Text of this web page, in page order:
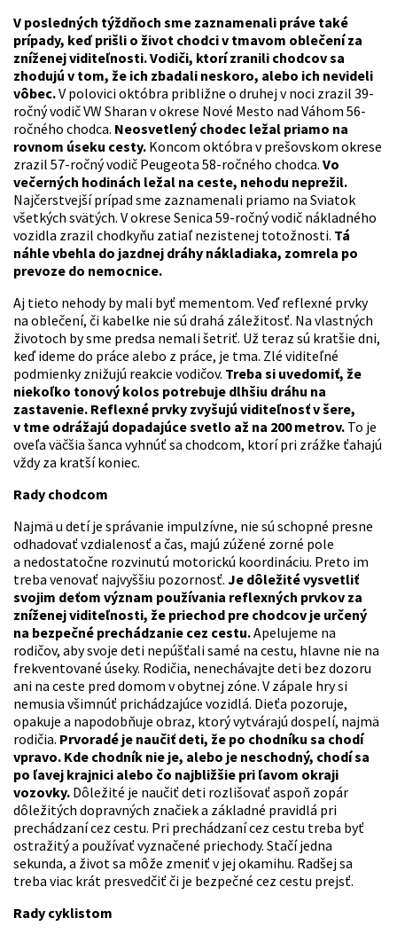
V posledných týždňoch sme zaznamenali práve také
prípady, keď prišli o život chodci v tmavom oblečení za
zníženej viditeľnosti.Vodiči, ktorí zranili chodcov sa
zhodujú v tom, že ich zbadali neskoro, alebo ich nevideli
vôbec.V polovici októbra približne o druhej v noci zrazil 39-
ročný vodič VW Sharan v okrese Nové Mesto nad Váhom 56-
ročného chodca. Neosvetlený chodec ležal priamo na
rovnom úseku cesty. Koncom októbra v prešovskom okrese
zrazil 57-ročný vodič Peugeota 58-ročného chodca. Vo
večerných hodinách ležal na ceste, nehodu neprežil.
Najčerstvejší prípad sme zaznamenali priamo na Sviatok
všetkých svätých. V okrese Senica 59-ročný vodič nákladného
vozidla zrazil chodkyňu zatiaľ nezistenej totožnosti. Tá
náhle vbehla do jazdnej dráhy nákladiaka, zomrela po
prevoze do nemocnice.
Aj tieto nehody by mali byť mementom. Veď reflexné prvky
na oblečení, či kabelke nie sú drahá záležitosť. Na vlastných
životoch by sme predsa nemali šetriť. Už teraz sú kratšie dni,
keď ideme do práce alebo z práce, je tma. Zlé viditeľné
podmienky znižujú reakcie vodičov. Treba si uvedomiť, že
niekoľko tonový kolos potrebuje dlhšiu dráhu na
zastavenie. Reflexné prvky zvyšujú viditeľnosť v šere,
v tme odrážajú dopadajúce svetlo až na 200 metrov. To je
oveľa väčšia šanca vyhnúť sa chodcom, ktorí pri zrážke ťahajú
vždy za kratší koniec.
Rady chodcom
Najmä u detí je správanie impulzívne, nie sú schopné presne
odhadovať vzdialenosť a čas, majú zúžené zorné pole
a nedostatočne rozvinutú motorickú koordináciu. Preto im
treba venovať najvyššiu pozornosť. Je dôležité vysvetliť
svojim deťom význam používania reflexných prvkov za
zníženej viditeľnosti, že priechod pre chodcov je určený
na bezpečné prechádzanie cez cestu.Apelujeme na
rodičov, aby svoje deti nepúšťali samé na cestu, hlavne nie na
frekventované úseky. Rodičia, nenechávajte deti bez dozoru
ani na ceste pred domom v obytnej zóne. V zápale hry si
nemusia všimnúť prichádzajúce vozidlá. Dieťa pozoruje,
opakuje a napodobňuje obraz, ktorý vytvárajú dospelí, najmä
rodičia. Prvoradé je naučiť deti, že po chodníku sa chodí
vpravo. Kde chodník nie je, alebo je neschodný, chodí sa
po ľavej krajnici alebo čo najbližšie pri ľavom okraji
vozovky. Dôležité je naučiť deti rozlišovať aspoň zopár
dôležitých dopravných značiek a základné pravidlá pri
prechádzaní cez cestu. Pri prechádzaní cez cestu treba byť
ostražitý a používať vyznačené priechody. Stačí jedna
sekunda, a život sa môže zmeniť v jej okamihu. Radšej sa
treba viac krát presvedčiť či je bezpečné cez cestu prejsť.
Rady cyklistom